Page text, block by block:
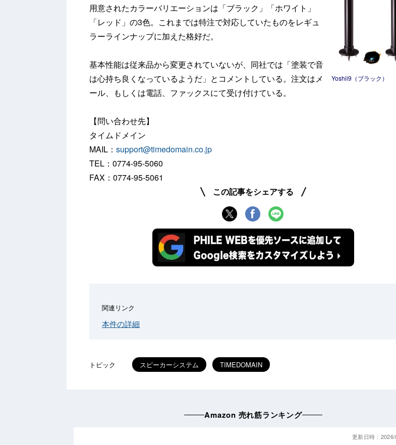
Yoshii9（ブラック）
用意されたカラーバリエーションは「ブラック」「ホワイト」
「レッド」の3色。これまでは特注で対応していたものをレギュ
ラーラインナップに加えた格好だ。
基本性能は従来品から変更されていないが、同社では「塗装で音
は心持ち良くなっているようだ」とコメントしている。注文はメ
ール、もしくは電話、ファックスにて受け付けている。
【問い合わせ先】
タイムドメイン
MAIL： support@timedomain.co.jp
TEL：0774-95-5060
FAX：0774-95-5061
この記事をシェアする
関連リンク
本件の詳細
トピック スピーカーシステム TIMEDOMAIN